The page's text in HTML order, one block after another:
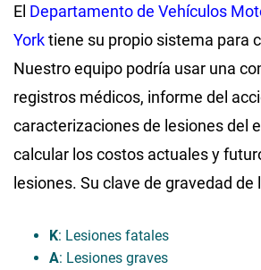
El Departamento de Vehículos
Yorktiene su propio sistema para
Nuestro equipo podría usar una
registros médicos, informe del
caracterizaciones de lesiones del
calcular los costos actuales y
lesiones. Su clave de gravedad de
K: Lesiones fatales
A: Lesiones graves